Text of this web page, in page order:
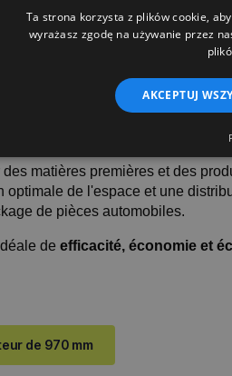
matières premières et des
optimale de l'espace et une
de pièces automobiles.
de efficacité, économie et
de 970 mm
Ta strona korzysta z plików cookie,
wyrażasz zgodę na używanie przez
AKCEPTUJ